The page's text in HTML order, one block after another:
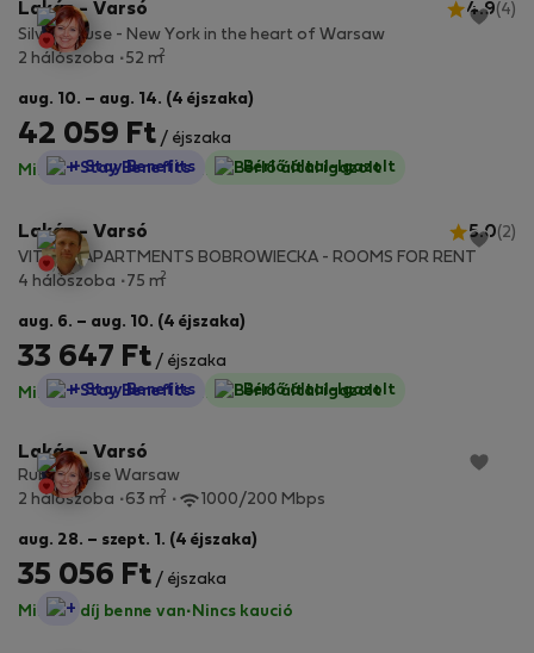
Lakás - Varsó 4.9(4)
Silver House - New York in the heart of Warsaw
2 hálószoba
52 m2
aug. 10. – aug. 14. (4 éjszaka)
42 059 Ft / éjszaka
Minden díj benne van·Nincs kaució
StayProtection
+ Stay Benefits Bérlő által-Igazolt
Lakás - Varsó 5.0(2)
VITALIA APARTMENTS BOBROWIECKA - ROOMS FOR RENT
4 hálószoba
75 m2
aug. 6. – aug. 10. (4 éjszaka)
33 647 Ft / éjszaka
Minden díj benne van·Nincs kaució
StayProtection
+ Stay Benefits Bérlő által-Igazolt
Lakás - Varsó
Ruby House Warsaw
2 hálószoba
63 m2 1000/200 Mbps
aug. 28. – szept. 1. (4 éjszaka)
35 056 Ft / éjszaka
Minden díj benne van· Nincs kaució
StayProtection